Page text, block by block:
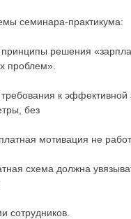
семинара-практикума:
решения
проблем».
к эффективной
без
мотивация не
схема должна
сотрудников.